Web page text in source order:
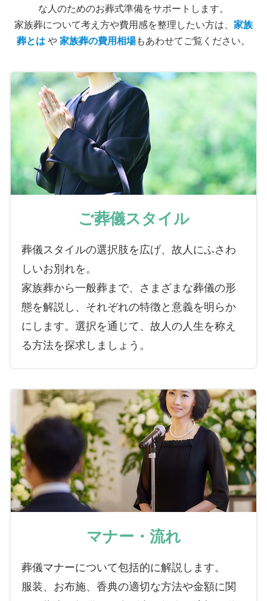
な人のためのお葬式準備をサポートします。
家族葬について考え方や費用感を整理したい方は、 家族
葬とは や家族葬の費用相場もあわせてご覧ください。
ご葬儀スタイル
葬儀スタイルの選択肢を広げ、故人にふさわ
しいお別れを。
家族葬から一般葬まで、さまざまな葬儀の形
態を解説し、それぞれの特徴と意義を明らか
にします。選択を通じて、故人の人生を称え
る方法を探求しましょう。
マナー・流れ
葬儀マナーについて包括的に解説します。
服装、お布施、香典の適切な方法や金額に関